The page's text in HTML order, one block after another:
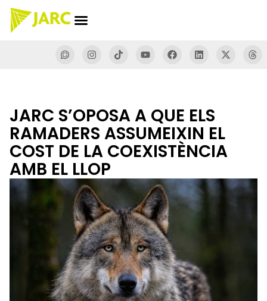
JARC S’OPOSA A QUE ELS
RAMADERS ASSUMEIXIN EL
COST DE LA COEXISTÈNCIA
AMB EL LLOP